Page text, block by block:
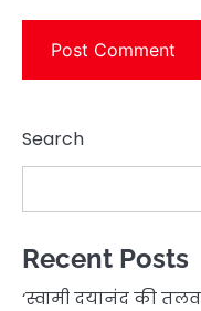
Search
Recent Posts
‘स्वामी दयानंद की